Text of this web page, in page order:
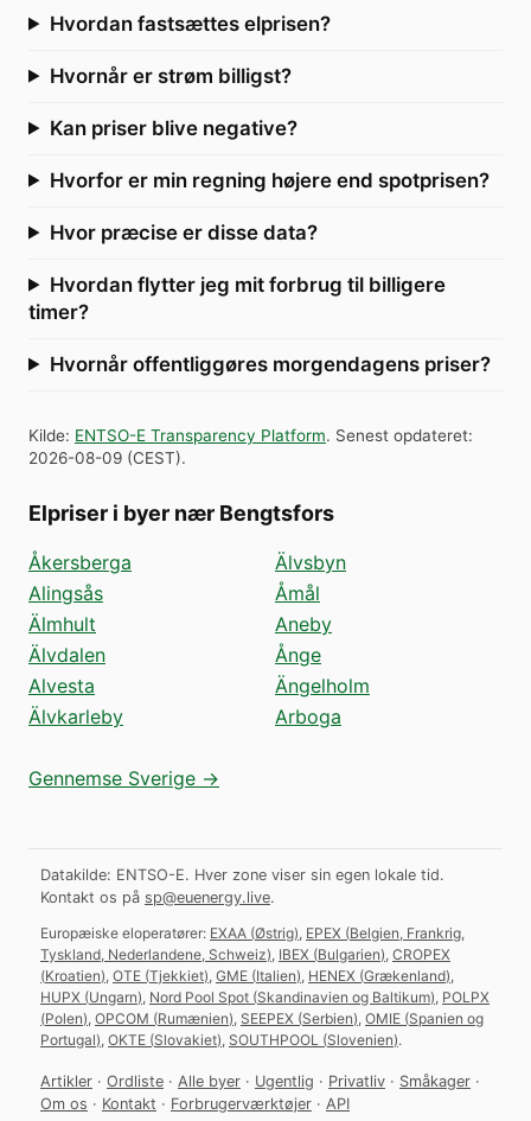
Hvordan fastsættes elprisen?
Hvornår er strøm billigst?
Kan priser blive negative?
Hvorfor er min regning højere end spotprisen?
Hvor præcise er disse data?
Hvordan flytter jeg mit forbrug til billigere
timer?
Hvornår offentliggøres morgendagens priser?
Kilde: ENTSO-E Transparency Platform. Senest opdateret:
2026-08-09 (CEST).
Elpriser i byer nær Bengtsfors
Åkersberga
Alingsås
Älmhult
Älvdalen
Alvesta
Älvkarleby
Älvsbyn
Åmål
Aneby
Ånge
Ängelholm
Arboga
Gennemse Sverige →
Datakilde: ENTSO-E. Hver zone viser sin egen lokale tid.
Kontakt os på sp@euenergy.live.
Europæiske eloperatører: EXAA (Østrig) EPEX (Belgien, Frankrig,
Tyskland, Nederlandene, Schweiz) IBEX (Bulgarien) CROPEX
(Kroatien) OTE (Tjekkiet) GME (Italien) HENEX (Grækenland)
HUPX (Ungarn) Nord Pool Spot (Skandinavien og Baltikum) POLPX
(Polen) OPCOM (Rumænien) SEEPEX (Serbien) OMIE (Spanien og
Portugal) OKTE (Slovakiet) SOUTHPOOL (Slovenien).
Artikler · Ordliste · Alle byer · Ugentlig · Privatliv · Småkager ·
Om os · Kontakt · Forbrugerværktøjer · API